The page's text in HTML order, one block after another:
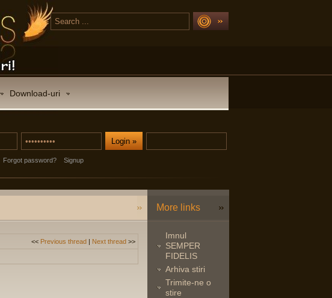
Download-uri
Forgot password? Signup
<< Previous thread | Next thread >>
More links
Imnul
SEMPER
FIDELIS
Arhiva stiri
Trimite-ne o
stire